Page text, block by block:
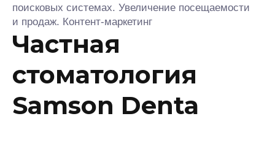
поисковых системах. Увеличение посещаемости
и продаж. Контент-маркетинг
Частная
стоматология
Samson Denta